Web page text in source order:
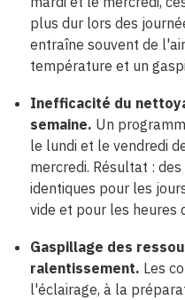
plus dur lors des
entraîne souvent de
température et un
Inefficacité du
semaine. Un
le lundi et le vendredi
mercredi. Résultat :
identiques pour les
vide et pour les heures
Gaspillage des
ralentissement. Les
l'éclairage, à la